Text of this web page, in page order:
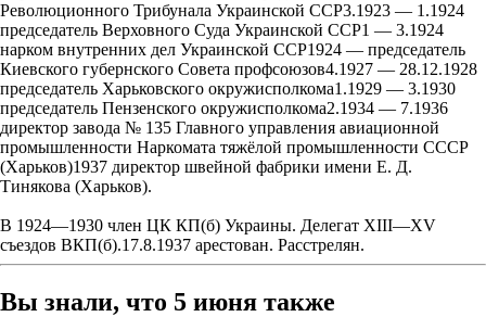
Революционного Трибунала Украинской ССР3.1923 — 1.1924
председатель Верховного Суда Украинской ССР1 — 3.1924
нарком внутренних дел Украинской ССР1924 — председатель
Киевского губернского Совета профсоюзов4.1927 — 28.12.1928
председатель Харьковского окружисполкома1.1929 — 3.1930
председатель Пензенского окружисполкома2.1934 — 7.1936
директор завода № 135 Главного управления авиационной
промышленности Наркомата тяжёлой промышленности СССР
(Харьков)1937 директор швейной фабрики имени Е. Д.
Тинякова (Харьков).
В 1924—1930 член ЦК КП(б) Украины. Делегат XIII—XV
съездов ВКП(б).17.8.1937 арестован. Расстрелян.
Вы знали, что 5 июня также